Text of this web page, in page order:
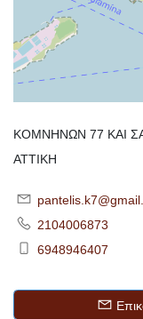
ΚΟΜΝΗΝΩΝ 77 ΚΑΙ
ΑΤΤΙΚΗ
2104006873
6948946407